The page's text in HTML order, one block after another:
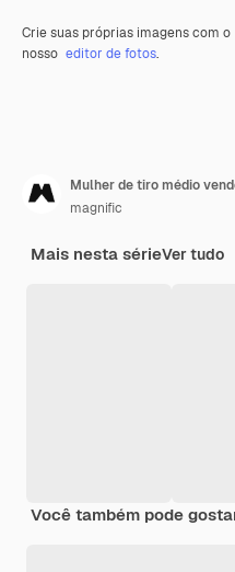
Crie suas próprias imagens com o
nosso editor de fotos.
Mulher de tiro médio
magnific
Mais nesta sérieVer tudo
Você também pode